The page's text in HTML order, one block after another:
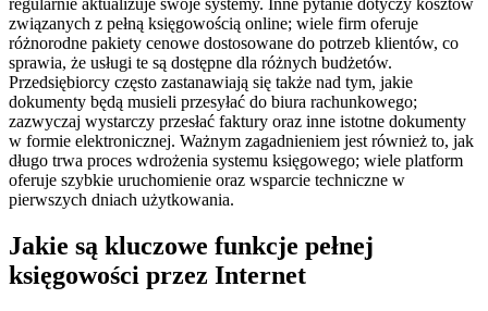
regularnie aktualizuje swoje systemy. Inne pytanie dotyczy kosztów
związanych z pełną księgowością online; wiele firm oferuje
różnorodne pakiety cenowe dostosowane do potrzeb klientów, co
sprawia, że usługi te są dostępne dla różnych budżetów.
Przedsiębiorcy często zastanawiają się także nad tym, jakie
dokumenty będą musieli przesyłać do biura rachunkowego;
zazwyczaj wystarczy przesłać faktury oraz inne istotne dokumenty
w formie elektronicznej. Ważnym zagadnieniem jest również to, jak
długo trwa proces wdrożenia systemu księgowego; wiele platform
oferuje szybkie uruchomienie oraz wsparcie techniczne w
pierwszych dniach użytkowania.
Jakie są kluczowe funkcje pełnej
księgowości przez Internet